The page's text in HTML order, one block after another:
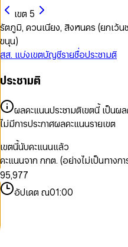
เขต 5
รัตภูมิ, ควนเนียง, สิงหนคร (ยกเว้น
ขนุน)
สส. แบ่งเขตบัญชีรายชื่อประชามติ
ประชามติ
ผลคะแนนประชามติเขตนี้ เป็นผ
ไม่มีการประกาศผลคะแนนรายเขต
เขตนี้นับคะแนนแล้ว
คะแนนจาก กกต. (อย่างไม่เป็นทางกา
0
1
2
3
4
5
6
7
8
9
0
1
2
3
4
5
6
7
,
0
1
3
4
5
6
7
8
9
1
2
3
4
5
6
7
8
9
1
2
3
4
5
6
7
8
9
อัปเดต ณ01:00